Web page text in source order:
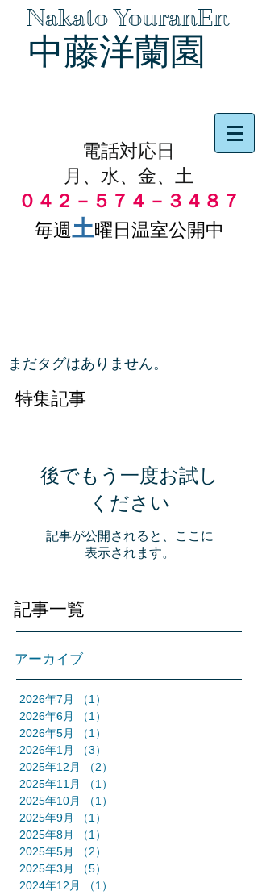
Nakato YouranEn
中藤洋蘭園
電話対応日
月、水、金、土
０４２－５７４－３４８７
毎週土曜日温室公開中
まだタグはありません。
特集記事
後でもう一度お試し
ください
記事が公開されると、ここに
表示されます。
記事一覧
アーカイブ
2026年7月 （1）
2026年6月
（1）
2026年5月
（1）
2026年1月
（3）
2025年12月
（2）
2025年11月
（1）
2025年10月
（1）
2025年9月
（1）
2025年8月
（1）
2025年5月
（2）
2025年3月
（5）
2024年12月
（1）